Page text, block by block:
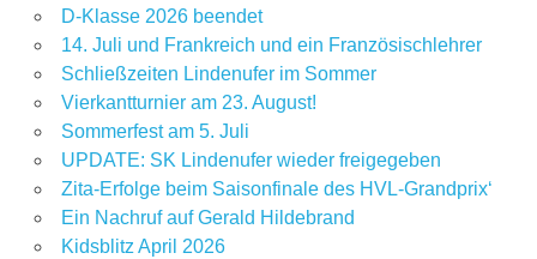
D-Klasse 2026 beendet
14. Juli und Frankreich und ein Französischlehrer
Schließzeiten Lindenufer im Sommer
Vierkantturnier am 23. August!
Sommerfest am 5. Juli
UPDATE: SK Lindenufer wieder freigegeben
Zita-Erfolge beim Saisonfinale des HVL-Grandprix‘
Ein Nachruf auf Gerald Hildebrand
Kidsblitz April 2026